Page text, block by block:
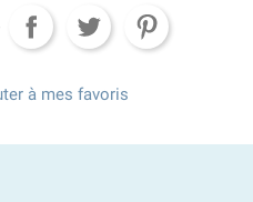
à mes favoris